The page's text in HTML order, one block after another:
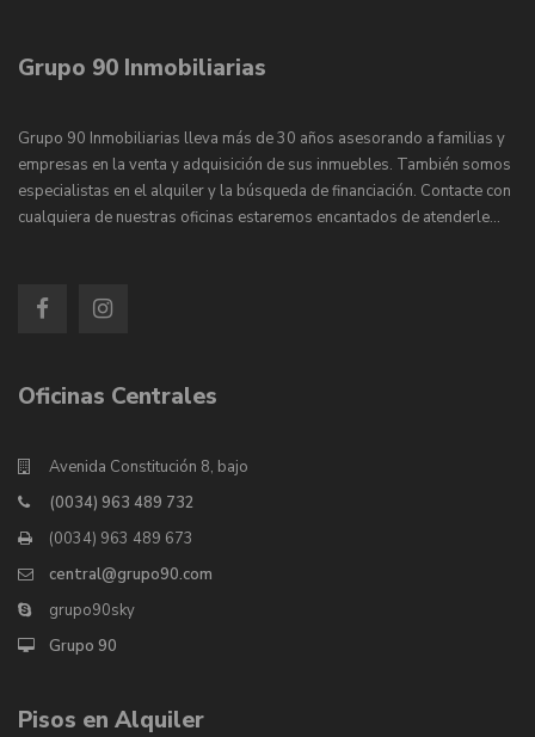
Grupo 90 Inmobiliarias
Grupo 90 Inmobiliarias lleva más de 30 años asesorando a familias y
empresas en la venta y adquisición de sus inmuebles. También somos
especialistas en el alquiler y la búsqueda de financiación. Contacte con
cualquiera de nuestras oficinas estaremos encantados de atenderle…
Oficinas Centrales
Avenida Constitución 8, bajo
(0034) 963 489 732
(0034) 963 489 673
central@grupo90.com
grupo90sky
Grupo 90
Pisos en Alquiler